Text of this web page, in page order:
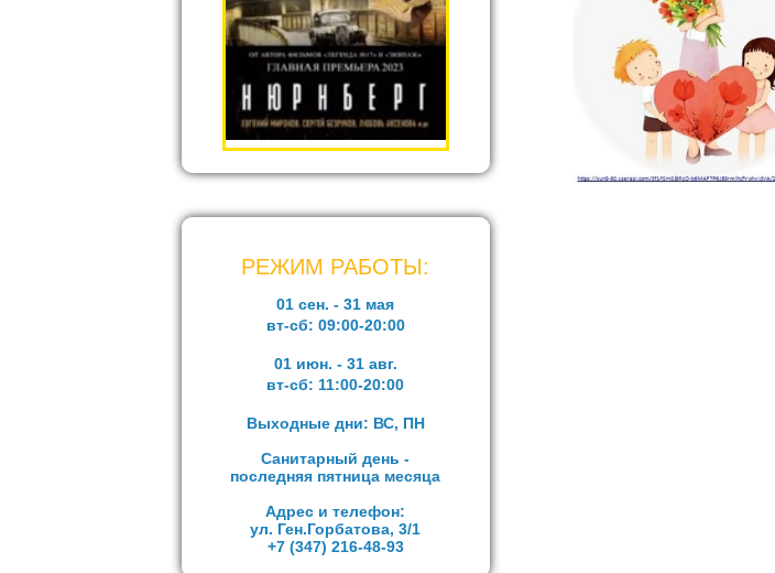
РЕЖИМ РАБОТЫ:
01 сен. - 31 мая
вт-сб: 09:00-20:00
01 июн. - 31 авг.
вт-сб: 11:00-20:00
Выходные дни: ВС, ПН
Санитарный день -
последняя пятница месяца
Адрес и телефон:
ул. Ген.Горбатова, 3/1
+7 (347) 216-48-93